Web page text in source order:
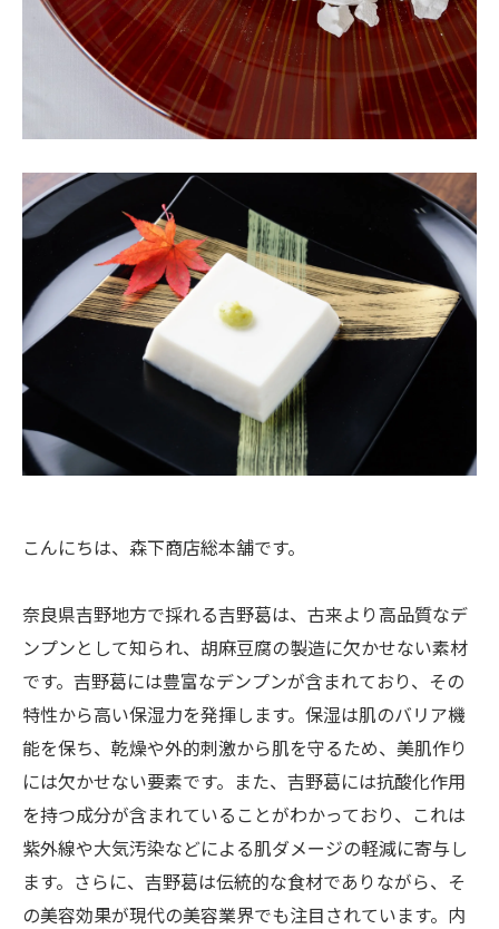
こんにちは、森下商店総本舗です。
奈良県吉野地方で採れる吉野葛は、古来より高品質なデ
ンプンとして知られ、胡麻豆腐の製造に欠かせない素材
です。吉野葛には豊富なデンプンが含まれており、その
特性から高い保湿力を発揮します。保湿は肌のバリア機
能を保ち、乾燥や外的刺激から肌を守るため、美肌作り
には欠かせない要素です。また、吉野葛には抗酸化作用
を持つ成分が含まれていることがわかっており、これは
紫外線や大気汚染などによる肌ダメージの軽減に寄与し
ます。さらに、吉野葛は伝統的な食材でありながら、そ
の美容効果が現代の美容業界でも注目されています。内